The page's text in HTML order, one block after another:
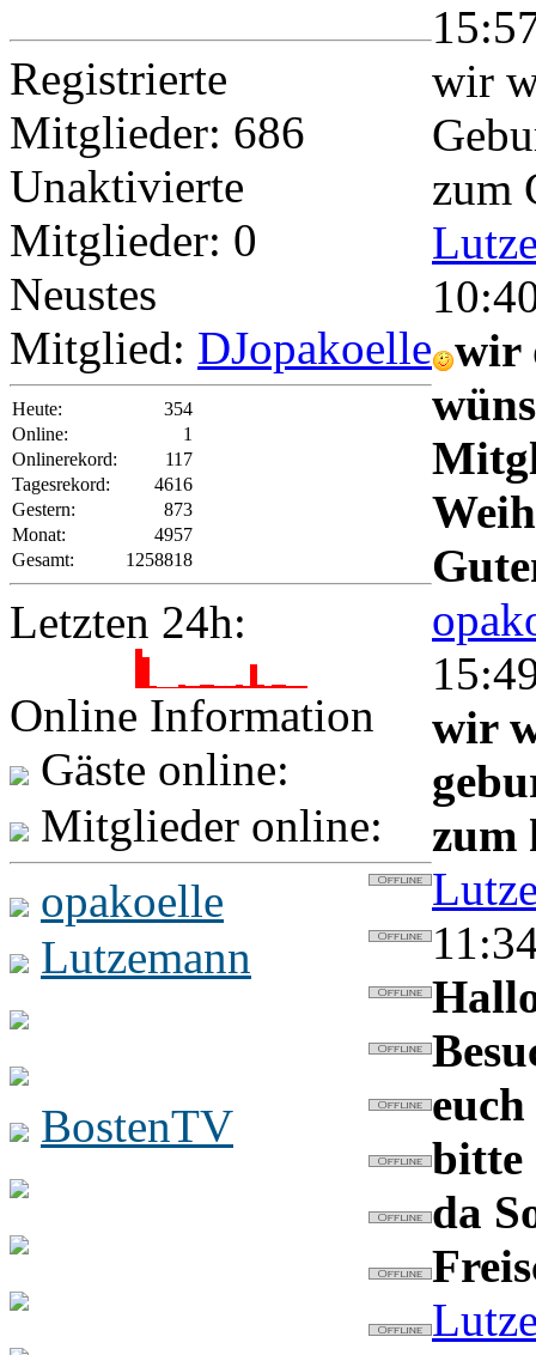
Registrierte
Mitglieder: 686
Unaktivierte
Mitglieder: 0
Neustes
Mitglied: DJopakoelle
Heute:
354
Online:
1
Onlinerekord:
117
Tagesrekord:
4616
Gestern:
873
Monat:
4957
Gesamt:
1258818
Letzten 24h:
Online Information
Gäste online:
Mitglieder online:
opakoelle
Lutzemann
BostenTV
wir
zum
wir
wir
zum
bitte
da